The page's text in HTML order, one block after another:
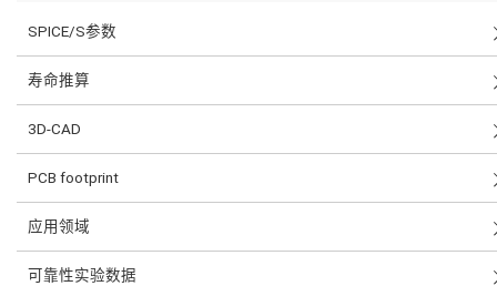
SPICE/S参数
寿命推算
3D-CAD
PCB footprint
应用领域
可靠性实验数据